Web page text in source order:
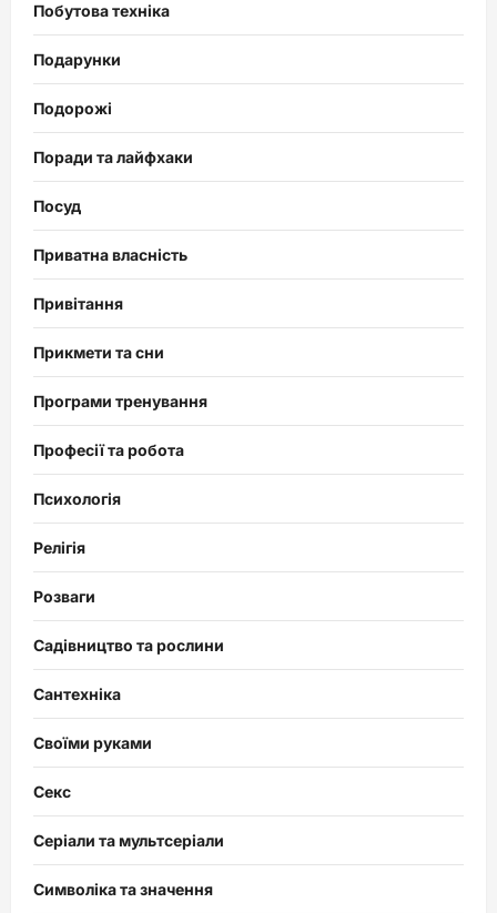
Побутова техніка
Подарунки
Подорожі
Поради та лайфхаки
Посуд
Приватна власність
Привітання
Прикмети та сни
Програми тренування
Професії та робота
Психологія
Релігія
Розваги
Садівництво та рослини
Сантехніка
Своїми руками
Секс
Серіали та мультсеріали
Символіка та значення